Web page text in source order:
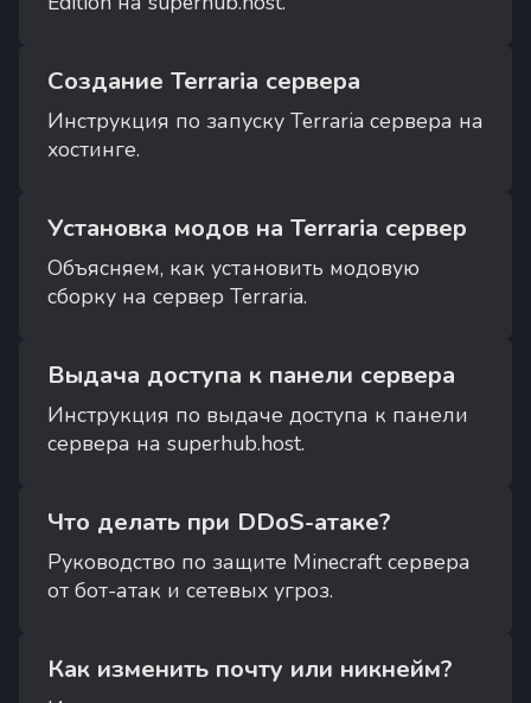
Создание Terraria сервера
Инструкция по запуску Terraria сервера на
хостинге.
Установка модов на Terraria сервер
Объясняем, как установить модовую
сборку на сервер Terraria.
Выдача доступа к панели сервера
Инструкция по выдаче доступа к панели
сервера на superhub.host.
Что делать при DDoS-атаке?
Руководство по защите Minecraft сервера
от бот-атак и сетевых угроз.
Как изменить почту или никнейм?